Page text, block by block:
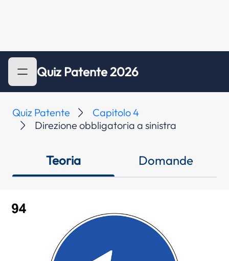
Quiz Patente 2026
Quiz Patente
Capitolo 4
Direzione obbligatoria a sinistra
Teoria Domande